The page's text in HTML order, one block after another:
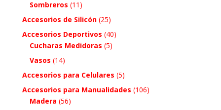
Sombreros (11)
Accesorios de Silicón (25)
Accesorios Deportivos (40)
Cucharas Medidoras (5)
Vasos (14)
Accesorios para Celulares (5)
Accesorios para Manualidades (106)
Madera (56)